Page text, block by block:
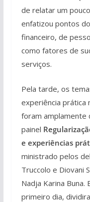
de relatar um
enfatizou pontos
financeiro, de
como fatores de
serviços.
Pela tarde, os
experiência prática
foram amplamente
painel
e experiências
ministrado pelos
Truccolo e Diovani
Nadja Karina
primeiro dia,